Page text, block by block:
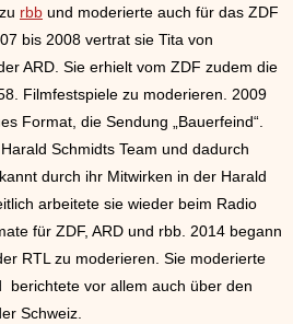
rbb und moderierte auch für das ZDF
bis 2008 vertrat sie Tita von
ARD. Sie erhielt vom ZDF zudem die
Filmfestspiele zu moderieren. 2009
Format, die Sendung „Bauerfeind“.
Schmidts Team und dadurch
durch ihr Mitwirken in der Harald
arbeitete sie wieder beim Radio
für ZDF, ARD und rbb. 2014 begann
RTL zu moderieren. Sie moderierte
berichtete vor allem auch über den
Schweiz.